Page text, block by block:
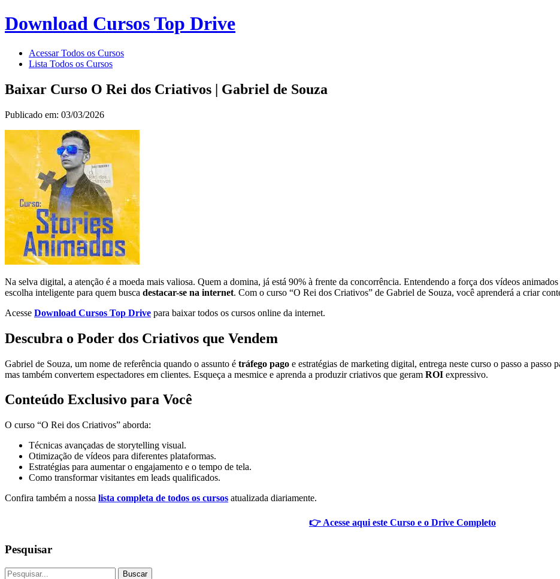
Download Cursos Top Drive
Acessar Todos os Cursos
Lista Todos os Cursos
Baixar Curso O Rei dos Criativos | Gabriel de Souza
Publicado em: 03/03/2026
Na selva digital, a atenção é a moeda mais valiosa. Quem a domina, já está 90% à frente da concorrência. Entendendo a força dos vídeos
escolha inteligente para quem busca destacar-se na internet. Com o curso “O Rei dos Criativos” de Gabriel de Souza, você aprenderá a criar
Acesse Download Cursos Top Drive para baixar todos os cursos online da internet.
Descubra o Poder dos Criativos que Vendem
Gabriel de Souza, um nome de referência quando o assunto é tráfego pago e estratégias de marketing digital, entrega neste curso o passo a passo
mas também convertem espectadores em clientes. Esqueça a mesmice e aprenda a produzir criativos que geram ROI expressivo.
Conteúdo Exclusivo para Você
O curso “O Rei dos Criativos” aborda:
Técnicas avançadas de storytelling visual.
Otimização de vídeos para diferentes plataformas.
Estratégias para aumentar o engajamento e o tempo de tela.
Como transformar visitantes em leads qualificados.
Confira também a nossa lista completa de todos os cursos atualizada diariamente.
👉 Acesse aqui este Curso e o Drive Completo
Pesquisar
Buscar